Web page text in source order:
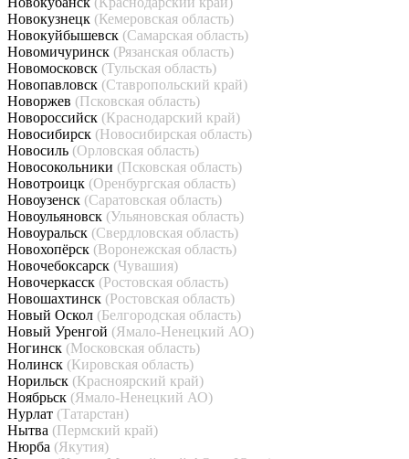
Новокузнецк (Кемеровская область)
Новокуйбышевск (Самарская область)
Новомичуринск (Рязанская область)
Новомосковск (Тульская область)
Новопавловск (Ставропольский край)
Новоржев (Псковская область)
Новороссийск (Краснодарский край)
Новосибирск (Новосибирская область)
Новосиль (Орловская область)
Новосокольники (Псковская область)
Новотроицк (Оренбургская область)
Новоузенск (Саратовская область)
Новоульяновск (Ульяновская область)
Новоуральск (Свердловская область)
Новохопёрск (Воронежская область)
Новочебоксарск (Чувашия)
Новочеркасск (Ростовская область)
Новошахтинск (Ростовская область)
Новый Оскол (Белгородская область)
Новый Уренгой (Ямало-Ненецкий АО)
Ногинск (Московская область)
Нолинск (Кировская область)
Норильск (Красноярский край)
Ноябрьск (Ямало-Ненецкий АО)
Нурлат (Татарстан)
Нытва (Пермский край)
Нюрба (Якутия)